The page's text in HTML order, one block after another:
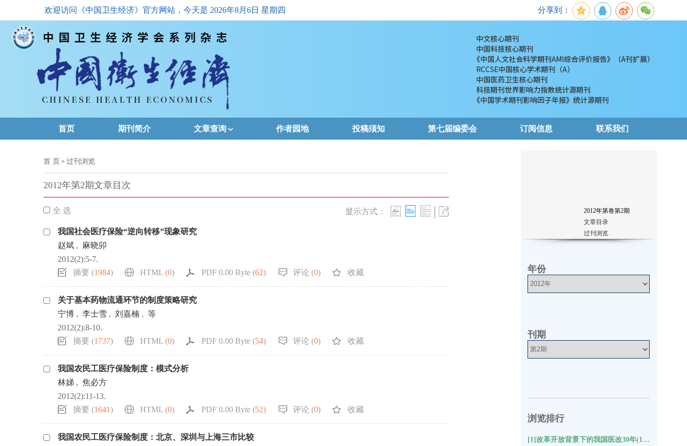
欢迎访问《中国卫生经济》官方网站，今天是 2026年8月6日 星期四 分享到：
首页 期刊简介 文章查询
高级查询
作者园地 投稿须知 第七届编委会 订阅信息 联系我们
首 页 > 过刊浏览
2012年第2期文章目次
全 选 显示方式： |
我国社会医疗保险“逆向转移”现象研究
赵斌 , 麻晓卯
2012(2):5-7.
摘要 (1984) HTML (0) PDF 0.00 Byte (62) 评论 (0) 收藏
关于基本药物流通环节的制度策略研究
宁博 , 李士雪 , 刘嘉楠 , 等
2012(2):8-10.
摘要 (1737) HTML (0) PDF 0.00 Byte (54) 评论 (0) 收藏
我国农民工医疗保险制度：模式分析
林娣 , 焦必方
2012(2):11-13.
摘要 (1641) HTML (0) PDF 0.00 Byte (52) 评论 (0) 收藏
我国农民工医疗保险制度：北京、深圳与上海三市比较
2012年第卷第2期
文章目录
过刊浏览
年份
刊期
浏览排行
[1]改革开放背景下的我国医改30年(10215)